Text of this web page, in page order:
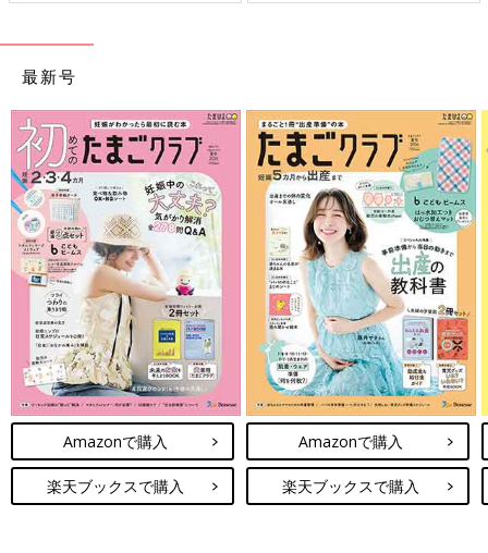
最新号
Amazonで購入
楽天ブックスで購入
Amazonで購入
楽天ブックスで購入